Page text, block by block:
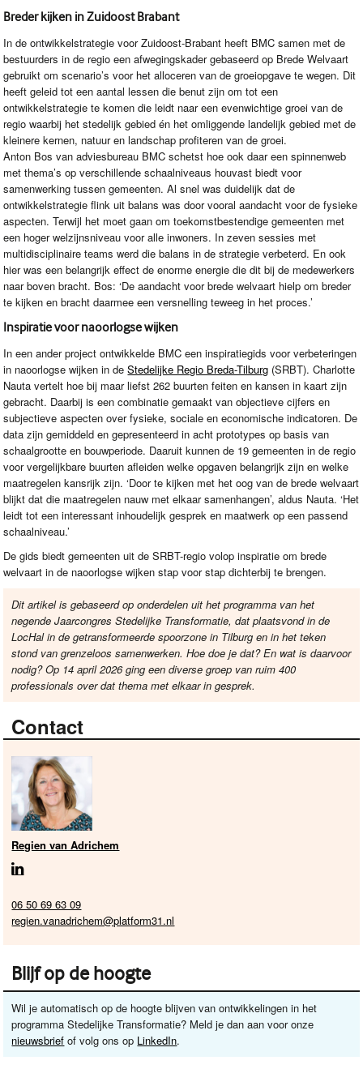
Breder kijken in Zuidoost Brabant
In de ontwikkelstrategie voor Zuidoost-Brabant heeft BMC samen met de
bestuurders in de regio een afwegingskader gebaseerd op Brede Welvaart
gebruikt om scenario’s voor het alloceren van de groeiopgave te wegen. Dit
heeft geleid tot een aantal lessen die benut zijn om tot een
ontwikkelstrategie te komen die leidt naar een evenwichtige groei van de
regio waarbij het stedelijk gebied én het omliggende landelijk gebied met de
kleinere kernen, natuur en landschap profiteren van de groei.
Anton Bos van adviesbureau BMC schetst hoe ook daar een spinnenweb
met thema’s op verschillende schaalniveaus houvast biedt voor
samenwerking tussen gemeenten. Al snel was duidelijk dat de
ontwikkelstrategie flink uit balans was door vooral aandacht voor de fysieke
aspecten. Terwijl het moet gaan om toekomstbestendige gemeenten met
een hoger welzijnsniveau voor alle inwoners. In zeven sessies met
multidisciplinaire teams werd die balans in de strategie verbeterd. En ook
hier was een belangrijk effect de enorme energie die dit bij de medewerkers
naar boven bracht. Bos: ‘De aandacht voor brede welvaart hielp om breder
te kijken en bracht daarmee een versnelling teweeg in het proces.’
Inspiratie voor naoorlogse wijken
In een ander project ontwikkelde BMC een inspiratiegids voor verbeteringen
in naoorlogse wijken in deStedelijke Regio Breda-Tilburg (SRBT). Charlotte
Nauta vertelt hoe bij maar liefst 262 buurten feiten en kansen in kaart zijn
gebracht. Daarbij is een combinatie gemaakt van objectieve cijfers en
subjectieve aspecten over fysieke, sociale en economische indicatoren. De
data zijn gemiddeld en gepresenteerd in acht prototypes op basis van
schaalgrootte en bouwperiode. Daaruit kunnen de 19 gemeenten in de regio
voor vergelijkbare buurten afleiden welke opgaven belangrijk zijn en welke
maatregelen kansrijk zijn. ‘Door te kijken met het oog van de brede welvaart
blijkt dat die maatregelen nauw met elkaar samenhangen’, aldus Nauta. ‘Het
leidt tot een interessant inhoudelijk gesprek en maatwerk op een passend
schaalniveau.’
De gids biedt gemeenten uit deSRBT-regio volop inspiratie om brede
welvaart in de naoorlogse wijken stap voor stap dichterbij te brengen.
Dit artikel is gebaseerd op onderdelen uit het programma van het
negende Jaarcongres Stedelijke Transformatie, dat plaatsvond in de
LocHal in de getransformeerde spoorzone in Tilburg en in het teken
stond van grenzeloos samenwerken. Hoe doe je dat? En wat is daarvoor
nodig? Op 14 april 2026 ging een diverse groep van ruim 400
professionals over dat thema met elkaar in gesprek.
Contact
Regien van Adrichem
06 50 69 63 09
regien.vanadrichem@platform31.nl
Blijf op de hoogte
Wil je automatisch op de hoogte blijven van ontwikkelingen in het
programma Stedelijke Transformatie? Meld je dan aan voor onze
nieuwsbrief of volg ons op LinkedIn.